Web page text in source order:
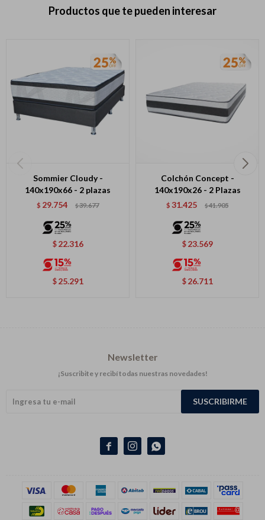
Productos que te pueden interesar
Sommier Cloudy -
140x190x66 - 2 plazas
$ 29.754 $39.677
$ 22.316
$ 25.291
Colchón Concept -
140x190x26 - 2 Plazas
$ 31.425 $41.905
$ 23.569
$ 26.711
  
Newsletter
¡Suscribite y recibí todas nuestras novedades!
SUSCRIBIRME